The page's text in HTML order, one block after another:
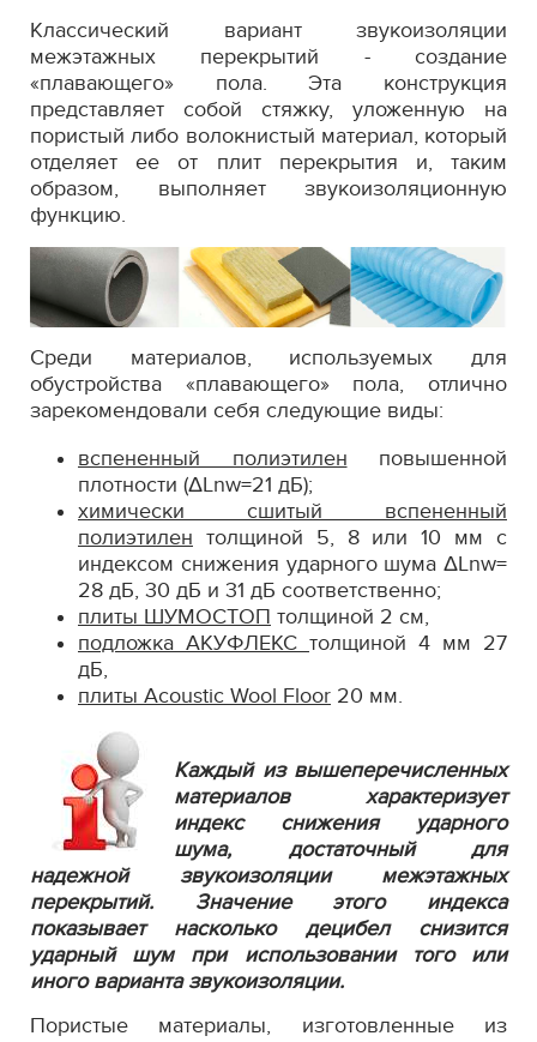
Классический вариант звукоизоляции
межэтажных перекрытий - создание
«плавающего» пола. Эта конструкция
представляет собой стяжку, уложенную на
пористый либо волокнистый материал, который
отделяет ее от плит перекрытия и, таким
образом, выполняет звукоизоляционную
функцию.
Среди материалов, используемых для
обустройства «плавающего» пола, отлично
зарекомендовали себя следующие виды:
вспененный полиэтилен повышенной
плотности (ΔLnw=21 дБ);
химически сшитый вспененный
полиэтилен толщиной 5, 8 или 10 мм с
индексом снижения ударного шума ΔLnw=
28 дБ, 30 дБ и 31 дБ соответственно;
плиты ШУМОСТОП толщиной 2 cм,
подложка АКУФЛЕКС толщиной 4 мм 27
дБ,
плиты Acoustic Wool Floor 20 мм.
Каждый из вышеперечисленных
материалов характеризует
индекс снижения ударного
шума, достаточный для
надежной звукоизоляции межэтажных
перекрытий. Значение этого индекса
показывает насколько децибел снизится
ударный шум при использовании того или
иного варианта звукоизоляции.
Пористые материалы, изготовленные из